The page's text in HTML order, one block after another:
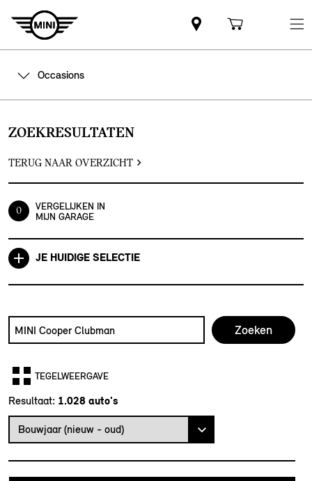
Occasions
ZOEKRESULTATEN
TERUG NAAR OVERZICHT
0
VERGELIJKEN IN
MIJN GARAGE
JE HUIDIGE SELECTIE
Zoek naar een automodel, bijvoorbeeld MINI Cooper
TEGELWEERGAVE
Resultaat:
Bouwjaar (nieuw - oud)